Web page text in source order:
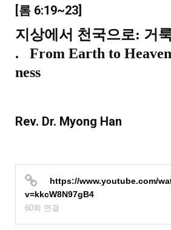
[롬 6:19~23]
지상에서 천국으로: 거
.
From Earth to
ness
Rev. Dr. Myong Han
https://www.youtube.com/
v=kkcW8N97gB4
60회 연결